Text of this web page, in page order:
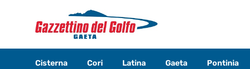
contenuto
Cisterna Cori Latina Gaeta Pontinia